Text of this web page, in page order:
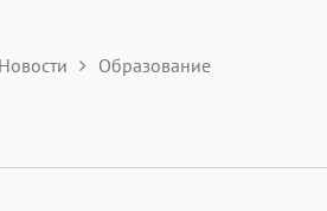
Новости Образование